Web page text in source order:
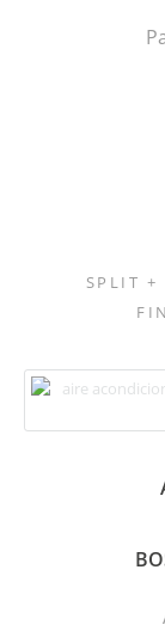
SPLIT +